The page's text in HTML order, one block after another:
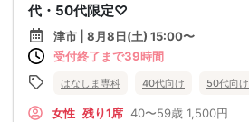
代・50代限定♡
津市 | 8月8日(土) 15:00〜
受付終了まで39時間
はなしま専科 40代向け 50代向け
女性 残り1席 40〜59歳 1,500円